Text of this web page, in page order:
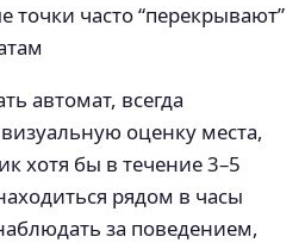
точки часто “перекрывают”
автомат, всегда
оценку места,
хотя бы в течение 3–5
рядом в часы
за поведением,